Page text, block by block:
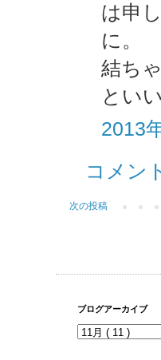
は申
に。
結ち
とい
2013
コメン
次の投稿
ブログアーカイブ